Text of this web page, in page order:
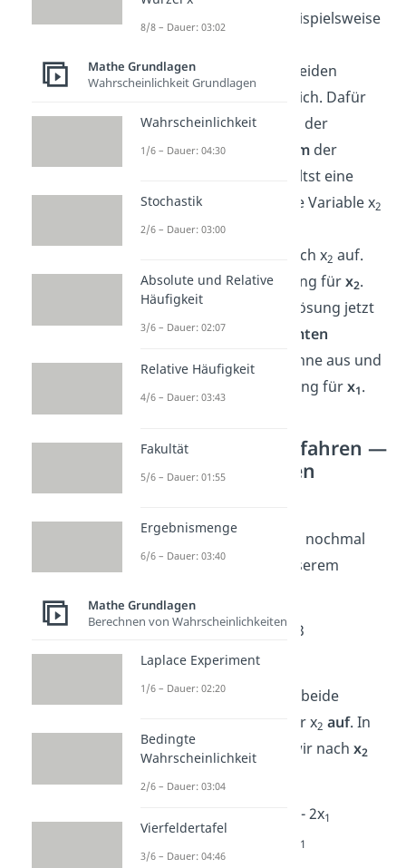
Unbekannten auf, beispielsweise
2. Schritt:
Setze die beiden
Gleichungen jetzt gleich. Dafür
setzt dufür x1in eine der
Gleichungen den
Termder
anderen ein. Du erhältst eine
Gleichung, die nur die Variable x2
enthält.
Löse sie nach x2 auf.
Nun hast du die Lösung fürx2.
4. Schritt:
Setze die Lösung jetzt
in eine der
umgeformten
Gleichungen ein, rechne aus und
erhalte auch die Lösung fürx1.
Gleichsetzungsverfahren —
Beispielrechnungen
Gleichsetzungsverfahren nochmal
Schritt für Schritt
an unserem
I. 2x + x = 13
II. x1– x
Dulöstim ersten Schritt beide
oder x2 auf. In
unserem Beispiel lösen wir nach x2
= 13 |- 2x1
1
8/8 – Dauer: 03:02
Mathe Grundlagen
Wahrscheinlichkeit Grundlagen
Wahrscheinlichkeit
1/6 – Dauer: 04:30
Stochastik
2/6 – Dauer: 03:00
Absolute und Relative
Häufigkeit
3/6 – Dauer: 02:07
Relative Häufigkeit
4/6 – Dauer: 03:43
Fakultät
5/6 – Dauer: 01:55
Ergebnismenge
6/6 – Dauer: 03:40
Mathe Grundlagen
Berechnen von Wahrscheinlichkeiten
Laplace Experiment
1/6 – Dauer: 02:20
Bedingte
Wahrscheinlichkeit
2/6 – Dauer: 03:04
Vierfeldertafel
3/6 – Dauer: 04:46